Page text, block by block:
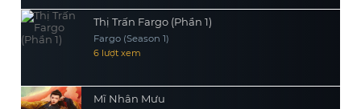
Thị Trấn Fargo (Phần 1)
Fargo (Season 1)
6 lượt xem
Mĩ Nhân Mưu